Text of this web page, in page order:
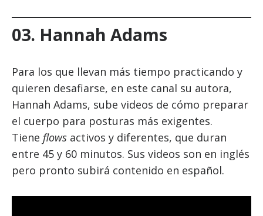
03. Hannah Adams
Para los que llevan más tiempo practicando y
quieren desafiarse, en este canal su autora,
Hannah Adams, sube videos de cómo preparar
el cuerpo para posturas más exigentes.
Tiene flowsactivos y diferentes, que duran
entre 45 y 60 minutos. Sus videos son en inglés
pero pronto subirá contenido en español.